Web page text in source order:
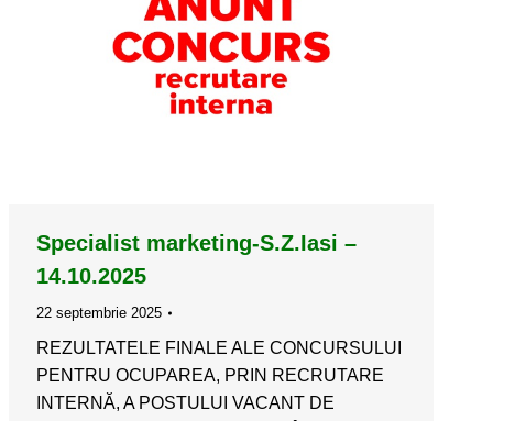
Specialist marketing-S.Z.Iasi –
14.10.2025
22 septembrie 2025
REZULTATELE FINALE ALE CONCURSULUI
PENTRU OCUPAREA, PRIN RECRUTARE
INTERNĂ, A POSTULUI VACANT DE